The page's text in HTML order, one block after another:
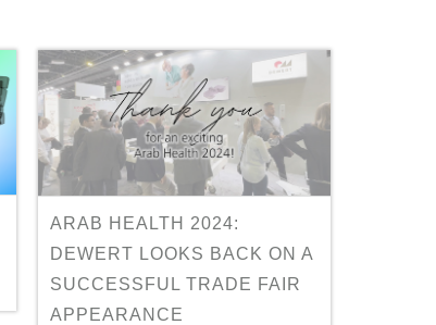
ARAB HEALTH 2024:
DEWERT LOOKS BACK ON A
SUCCESSFUL TRADE FAIR
APPEARANCE